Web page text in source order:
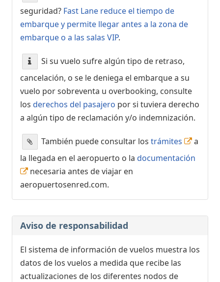
seguridad? Fast Lane reduce el tiempo de
embarque y permite llegar antes a la zona de
embarque o a las salas VIP.
Si su vuelo sufre algún tipo de retraso,
cancelación, o se le deniega el embarque a su
vuelo por sobreventa u overbooking, consulte
los derechos del pasajero por si tuviera derecho
a algún tipo de reclamación y/o indemnización.
También puede consultar los trámites
a
la llegada en el aeropuerto o la documentación
necesaria antes de viajar en
aeropuertosenred.com.
Aviso de responsabilidad
El sistema de información de vuelos muestra los
datos de los vuelos a medida que recibe las
actualizaciones de los diferentes nodos de